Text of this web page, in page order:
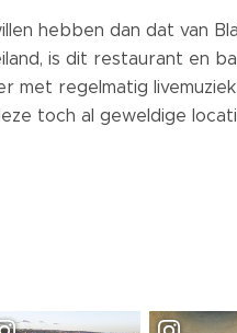
hebben dan dat van
is dit restaurant en
met regelmatig
toch al geweldige